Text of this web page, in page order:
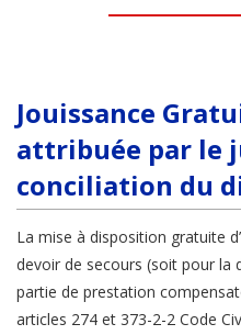
Jouissance
attribuée par le
conciliation du
La mise à disposition gratuite
devoir de secours (soit pour la
partie de prestation
articles 274 et 373-2-2 Code